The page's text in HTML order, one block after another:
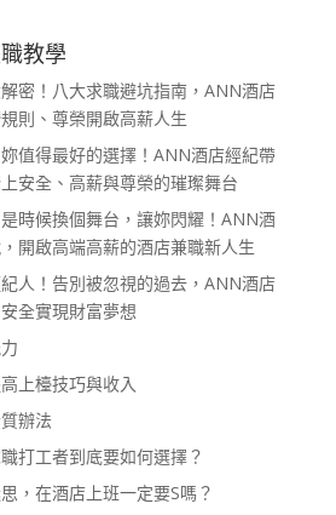
教學
密！八大求職避坑指南，ANN酒店
則、尊榮開啟高薪人生
值得最好的選擇！ANN酒店經紀帶
安全、高薪與尊榮的璀璨舞台
時候換個舞台，讓妳閃耀！ANN酒
開啟高端高薪的酒店兼職新人生
人！告別被忽視的過去，ANN酒店
全實現財富夢想
上檯技巧與收入
辦法
打工者到底要如何選擇？
，在酒店上班一定要S嗎？